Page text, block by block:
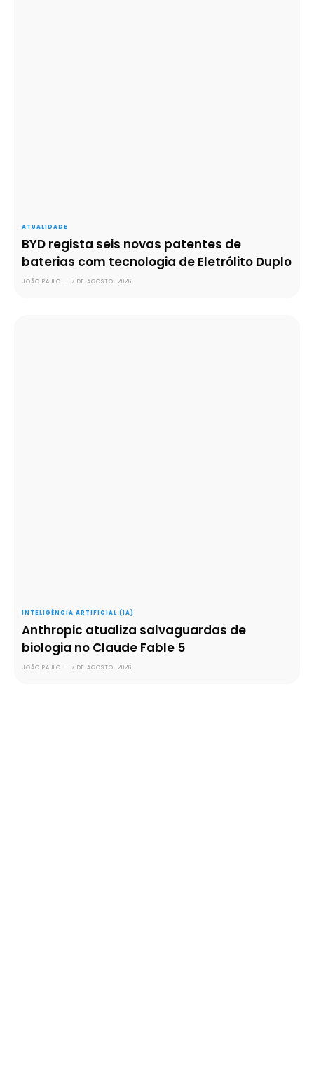
ATUALIDADE
BYD regista seis novas patentes de
baterias com tecnologia de Eletrólito Duplo
JOÃO PAULO - 7 DE AGOSTO, 2026
INTELIGÊNCIA ARTIFICIAL (IA)
Anthropic atualiza salvaguardas de
biologia no Claude Fable 5
JOÃO PAULO - 7 DE AGOSTO, 2026